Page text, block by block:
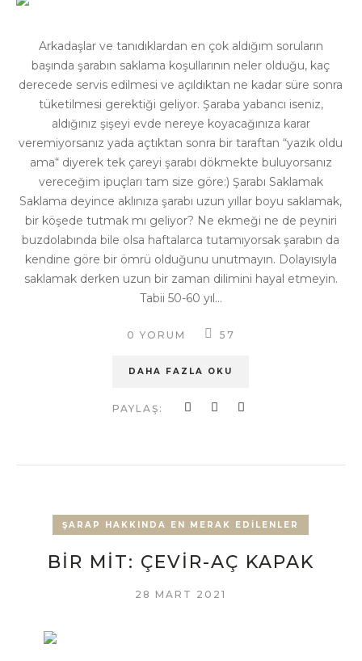
Arkadaşlar ve tanıdıklardan en çok aldığım soruların
başında şarabın saklama koşullarının neler olduğu, kaç
derecede servis edilmesi ve açıldıktan ne kadar süre sonra
tüketilmesi gerektiği geliyor. Şaraba yabancı iseniz,
aldığınız şişeyi evde nereye koyacağınıza karar
veremiyorsanız yada açtıktan sonra bir taraftan “yazık oldu
ama“ diyerek tek çareyi şarabı dökmekte buluyorsanız
vereceğim ipuçları tam size göre:) Şarabı Saklamak
Saklama deyince aklınıza şarabı uzun yıllar boyu saklamak,
bir köşede tutmak mı geliyor? Ne ekmeği ne de peyniri
buzdolabında bile olsa haftalarca tutamıyorsak şarabın da
kendine göre bir ömrü olduğunu unutmayın. Dolayısıyla
saklamak derken uzun bir zaman dilimini hayal etmeyin.
Tabii 50-60 yıl...
0 YORUM 57
DAHA FAZLA OKU
PAYLAŞ:
ŞARAP HAKKINDA EN MERAK EDILENLER
BIR MIT: ÇEVIR-AÇ KAPAK
28 MART 2021